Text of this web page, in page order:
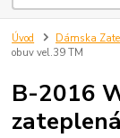
Úvod Dámska
obuv vel.39 TM
B-2016